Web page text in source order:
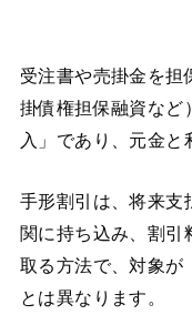
受注書や売掛金を担
掛債権担保融資など
入」であり、元金と
手形割引は、将来支
関に持ち込み、割引
取る方法で、対象が
とは異なります。